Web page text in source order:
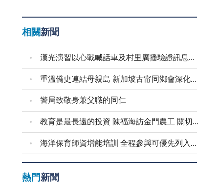
相關新聞
漢光演習以心戰喊話車及村里廣播驗證訊息傳遞效能
重溫僑史連結母親島 新加坡古甯同鄉會深化金門交流
警局致敬身兼父職的同仁
教育是最長遠的投資 陳福海訪金門農工 關切食安並盤點校園整建需求
海洋保育師資增能培訓 全程參與可優先列入到校宣導講師
熱門新聞